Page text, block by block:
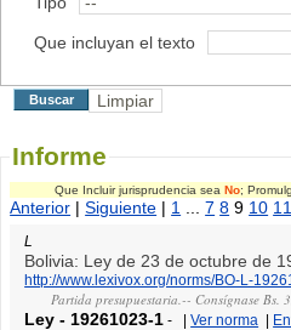
Que incluyan el texto
Informe
Que Incluir jurisprudencia sea No;
Anterior |Siguiente | 1 ...7 8 9 10 11
L
Bolivia: Ley de 23 de octubre de
http://www.lexivox.org/norms/BO-L-
Partida presupuestaria.-- Consígnase
Ley - 19261023-1 - |Ver norma |